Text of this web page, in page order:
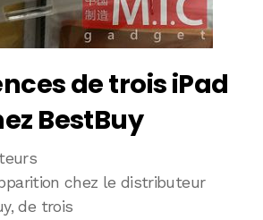
de trois iPad
BestBuy
chez le distributeur
de trois